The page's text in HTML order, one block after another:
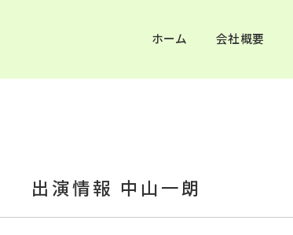
ホーム 会社概要
出演情報 中山一朗